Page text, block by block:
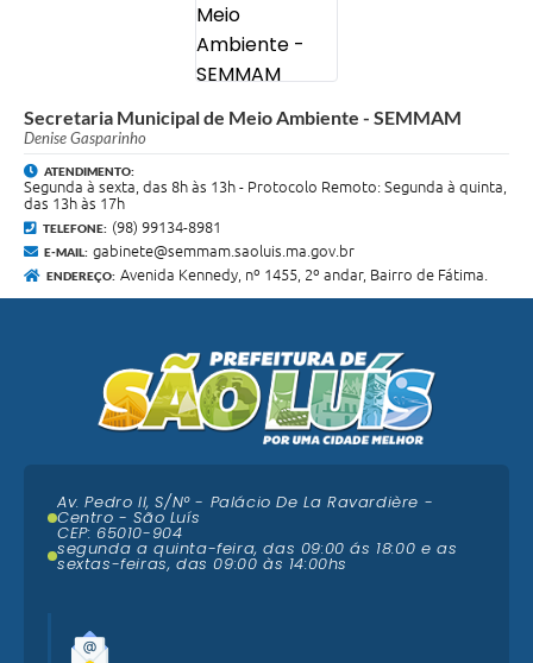
Secretaria Municipal de Meio Ambiente - SEMMAM
Denise Gasparinho
ATENDIMENTO:
Segunda à sexta, das 8h às 13h - Protocolo Remoto: Segunda à quinta,
das 13h às 17h
TELEFONE: (98) 99134-8981
E-MAIL: gabinete@semmam.saoluis.ma.gov.br
ENDEREÇO: Avenida Kennedy, nº 1455, 2º andar, Bairro de Fátima.
Av. Pedro II, S/N° - Palácio De La Ravardière -
Centro - São Luís
CEP: 65010-904
segunda a quinta-feira, das 09:00 ás 18:00 e as
sextas-feiras, das 09:00 às 14:00hs